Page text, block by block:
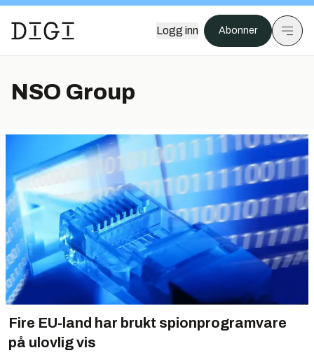
Logg inn Abonner
NSO Group
Fire EU-land har brukt spionprogramvare
på ulovlig vis